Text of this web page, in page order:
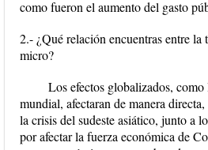
como fueron el aumento del gasto
2.- ¿Qué relación encuentras entre
micro?
Los efectos globalizados,
mundial, afectaran de manera
la crisis del sudeste asiático, junto a
por afectar la fuerza económica de